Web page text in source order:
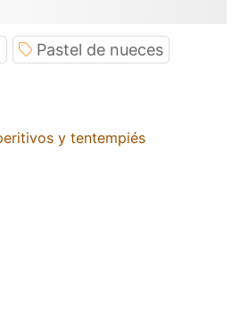
Pastel de nueces
y tentempiés